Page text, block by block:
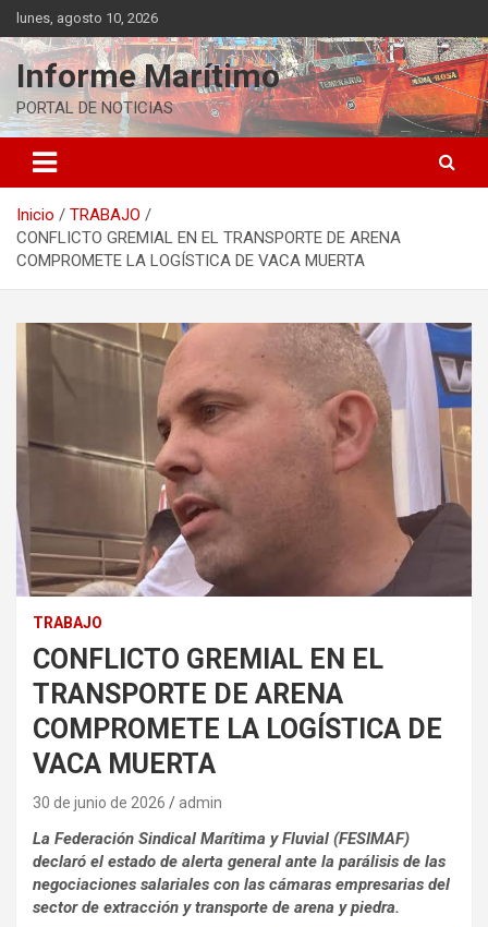
Saltar
al
contenido
lunes, agosto 10, 2026
Informe Marítimo
PORTAL DE NOTICIAS
Inicio
TRABAJO
CONFLICTO GREMIAL EN EL TRANSPORTE DE ARENA
COMPROMETE LA LOGÍSTICA DE VACA MUERTA
TRABAJO
CONFLICTO GREMIAL EN EL
TRANSPORTE DE ARENA
COMPROMETE LA LOGÍSTICA DE
VACA MUERTA
30 de junio de 2026 admin
La Federación Sindical Marítima y Fluvial (FESIMAF)
declaró el estado de alerta general ante la parálisis de las
negociaciones salariales con las cámaras empresarias del
sector de extracción y transporte de arena y piedra.